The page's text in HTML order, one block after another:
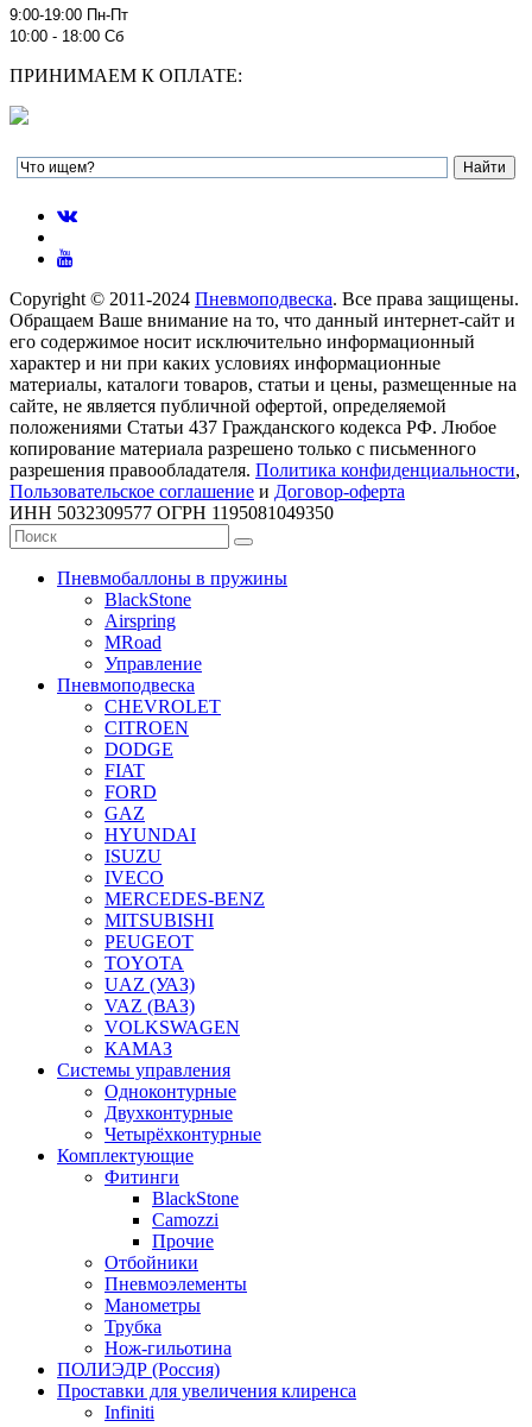
9:00-19:00 Пн-Пт
10:00 - 18:00 Сб
ПРИНИМАЕМ К ОПЛАТЕ:
Copyright © 2011-2024 Пневмоподвеска. Все права защищены.
Обращаем Ваше внимание на то, что данный интернет-сайт и
его содержимое носит исключительно информационный
характер и ни при каких условиях информационные
материалы, каталоги товаров, статьи и цены, размещенные на
сайте, не является публичной офертой, определяемой
положениями Статьи 437 Гражданского кодекса РФ. Любое
копирование материала разрешено только с письменного
разрешения правообладателя. Политика конфиденциальности,
Пользовательское соглашение и Договор-оферта
ИНН 5032309577 ОГРН 1195081049350
Пневмобаллоны в пружины
BlackStone
Airspring
MRoad
Управление
Пневмоподвеска
CHEVROLET
CITROEN
DODGE
FIAT
FORD
GAZ
HYUNDAI
ISUZU
IVECO
MERCEDES-BENZ
MITSUBISHI
PEUGEOT
TOYOTA
UAZ (УАЗ)
VAZ (ВАЗ)
VOLKSWAGEN
КАМАЗ
Системы управления
Одноконтурные
Двухконтурные
Четырёхконтурные
Комплектующие
Фитинги
BlackStone
Camozzi
Прочие
Отбойники
Пневмоэлементы
Манометры
Трубка
Нож-гильотина
ПОЛИЭДР (Россия)
Проставки для увеличения клиренса
Infiniti